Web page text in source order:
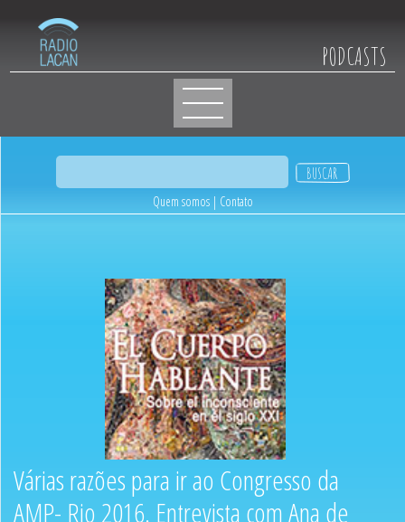
PODCASTS
Quem somos | Contato
Várias razões para ir ao Congresso da
AMP- Rio 2016. Entrevista com Ana de